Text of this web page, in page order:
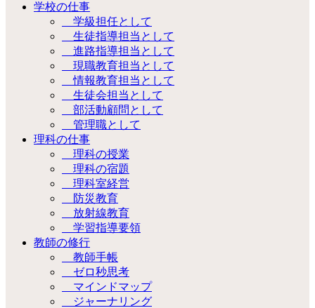
学校の仕事
学級担任として
生徒指導担当として
進路指導担当として
現職教育担当として
情報教育担当として
生徒会担当として
部活動顧問として
管理職として
理科の仕事
理科の授業
理科の宿題
理科室経営
防災教育
放射線教育
学習指導要領
教師の修行
教師手帳
ゼロ秒思考
マインドマップ
ジャーナリング